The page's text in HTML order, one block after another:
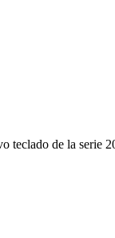
teclado de la